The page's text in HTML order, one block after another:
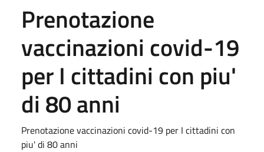
Prenotazione
vaccinazioni covid-19
per I cittadini con piu'
di 80 anni
Prenotazione vaccinazioni covid-19 per I cittadini con
piu' di 80 anni